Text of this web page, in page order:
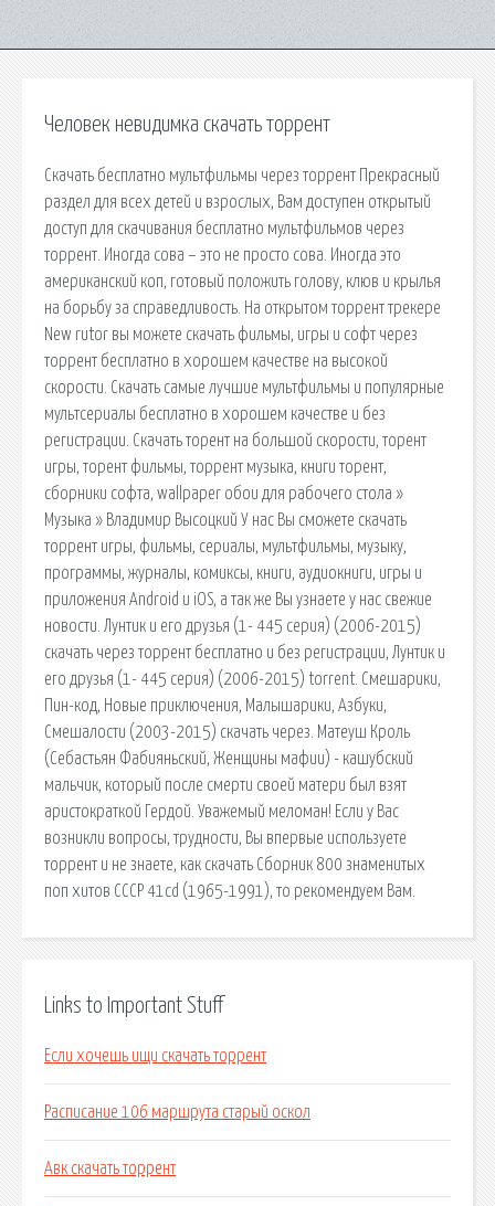
Человек невидимка скачать торрент
Скачать бесплатно мультфильмы через торрент Прекрасный
раздел для всех детей и взрослых, Вам доступен открытый
доступ для скачивания бесплатно мультфильмов через
торрент. Иногда сова – это не просто сова. Иногда это
американский коп, готовый положить голову, клюв и крылья
на борьбу за справедливость. На открытом торрент трекере
New rutor вы можете скачать фильмы, игры и софт через
торрент бесплатно в хорошем качестве на высокой
скорости. Скачать самые лучшие мультфильмы и популярные
мультсериалы бесплатно в хорошем качестве и без
регистрации. Скачать торент на большой скорости, торент
игры, торент фильмы, торрент музыка, книги торент,
сборники софта, wallpaper обои для рабочего стола »
Музыка » Владимир Высоцкий У нас Вы сможете скачать
торрент игры, фильмы, сериалы, мультфильмы, музыку,
программы, журналы, комиксы, книги, аудиокниги, игры и
приложения Android и iOS, а так же Вы узнаете у нас свежие
новости. Лунтик и его друзья (1- 445 серия) (2006-2015)
скачать через торрент бесплатно и без регистрации, Лунтик и
его друзья (1- 445 серия) (2006-2015) torrent. Смешарики,
Пин-код, Новые приключения, Малышарики, Азбуки,
Смешалости (2003-2015) скачать через. Матеуш Кроль
(Себастьян Фабияньский, Женщины мафии) - кашубский
мальчик, который после смерти своей матери был взят
аристократкой Гердой. Уважемый меломан! Если у Вас
возникли вопросы, трудности, Вы впервые используете
торрент и не знаете, как скачать Сборник 800 знаменитых
поп хитов СССР 41cd (1965-1991), то рекомендуем Вам.
Links to Important Stuff
Если хочешь ищи скачать торрент
Расписание 106 маршрута старый оскол
Авк скачать торрент